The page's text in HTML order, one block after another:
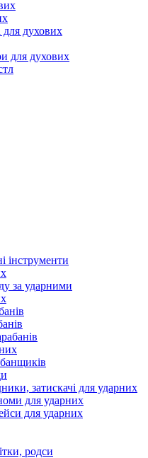
для духових
для духових
інструменти
за ударними
затискачі для ударних
для ударних
для ударних
родси